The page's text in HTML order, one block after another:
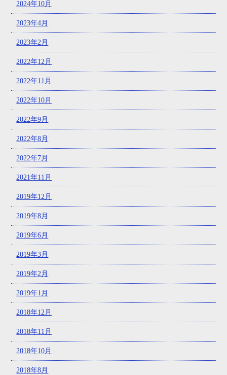
2024年10月
2023年4月
2023年2月
2022年12月
2022年11月
2022年10月
2022年9月
2022年8月
2022年7月
2021年11月
2019年12月
2019年8月
2019年6月
2019年3月
2019年2月
2019年1月
2018年12月
2018年11月
2018年10月
2018年8月